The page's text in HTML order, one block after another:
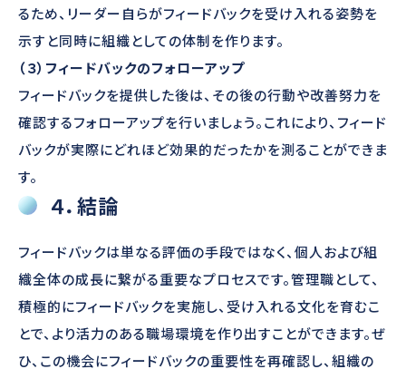
るため、リーダー自らがフィードバックを受け入れる姿勢を
示すと同時に組織としての体制を作ります。
（３）フィードバックのフォローアップ
フィードバックを提供した後は、その後の行動や改善努力を
確認するフォローアップを行いましょう。これにより、フィード
バックが実際にどれほど効果的だったかを測ることができま
す。
４．結論
フィードバックは単なる評価の手段ではなく、個人および組
織全体の成長に繋がる重要なプロセスです。管理職として、
積極的にフィードバックを実施し、受け入れる文化を育むこ
とで、より活力のある職場環境を作り出すことができます。ぜ
ひ、この機会にフィードバックの重要性を再確認し、組織の